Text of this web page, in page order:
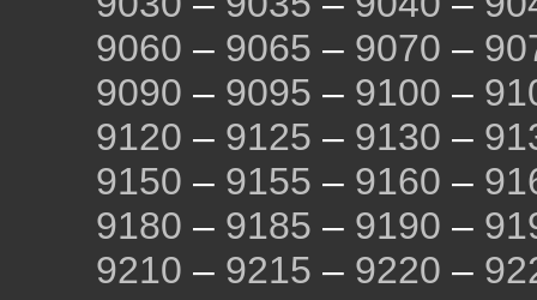
9060 – 9065 – 9070 –
9090 – 9095 – 9100 –
9120 – 9125 – 9130 –
9150 – 9155 – 9160 –
9180 – 9185 – 9190 –
9210 – 9215 – 9220 –